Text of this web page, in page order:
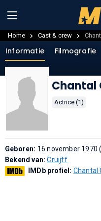
Home Cast & crew
Informatie Filmografie
Chantal
Actrice (1)
Geboren: 16 november 1970
Bekend van:Cruijff
IMDb profiel: Chantal